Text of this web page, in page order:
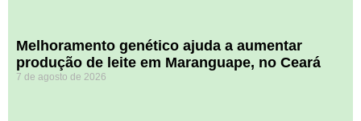
Melhoramento genético ajuda a aumentar
produção de leite em Maranguape, no Ceará
7 de agosto de 2026